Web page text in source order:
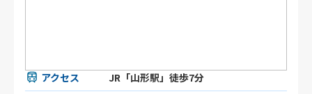
アクセス JR「山形駅」徒歩7分